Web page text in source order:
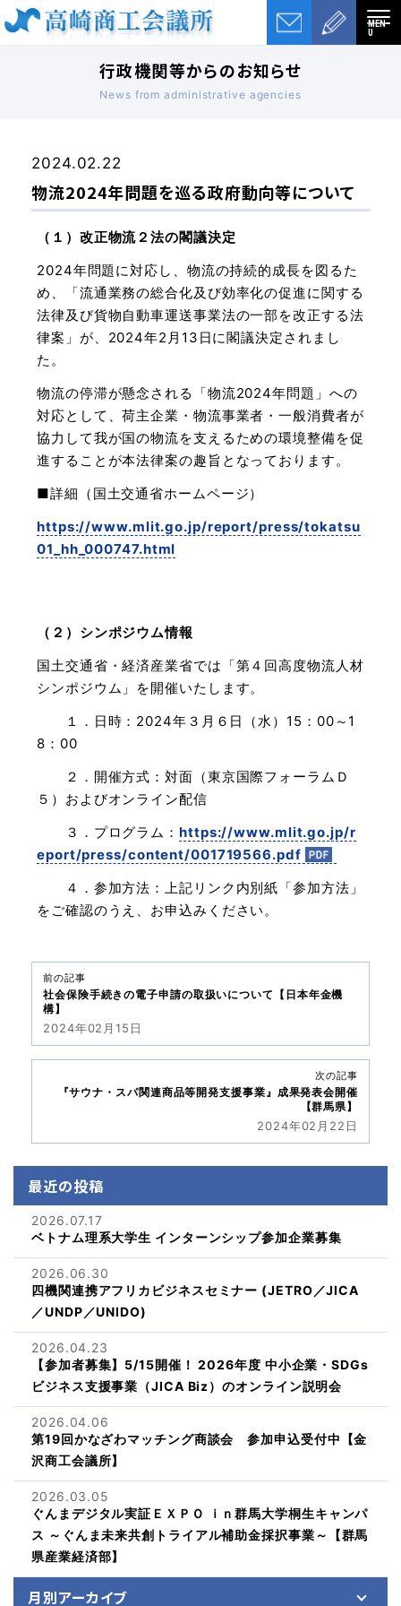
MEN
U
行政機関等からのお知らせ
News from administrative agencies
2024.02.22
物流2024年問題を巡る政府動向等について
（１）改正物流２法の閣議決定
2024年問題に対応し、物流の持続的成長を図るた
め、「流通業務の総合化及び効率化の促進に関する
法律及び貨物自動車運送事業法の一部を改正する法
律案」が、2024年2月13日に閣議決定されまし
た。
物流の停滞が懸念される「物流2024年問題」への
対応として、荷主企業・物流事業者・一般消費者が
協力して我が国の物流を支えるための環境整備を促
進することが本法律案の趣旨となっております。
■詳細（国土交通省ホームページ）
https://www.mlit.go.jp/report/press/tokatsu
01_hh_000747.html
（２）シンポジウム情報
国土交通省・経済産業省では「第４回高度物流人材
シンポジウム」を開催いたします。
１．日時：2024年３月６日（水）15：00～1
8：00
２．開催方式：対面（東京国際フォーラムＤ
５）およびオンライン配信
３．プログラム： https://www.mlit.go.jp/r
eport/press/content/001719566.pdf
４．参加方法：上記リンク内別紙「参加方法」
をご確認のうえ、お申込みください。
前の記事
社会保険手続きの電子申請の取扱いについて【日本年金機
構】
2024年02月15日
次の記事
『サウナ・スパ関連商品等開発支援事業』成果発表会開催
【群馬県】
2024年02月22日
最近の投稿
2026.07.17
ベトナム理系大学生 インターンシップ参加企業募集
2026.06.30
四機関連携アフリカビジネスセミナー (JETRO／JICA
／UNDP／UNIDO)
2026.04.23
【参加者募集】5/15開催！ 2026年度 中小企業・SDGs
ビジネス支援事業（JICA Biz）のオンライン説明会
2026.04.06
第19回かなざわマッチング商談会 参加申込受付中【金
沢商工会議所】
2026.03.05
ぐんまデジタル実証ＥＸＰＯ ｉｎ群馬大学桐生キャンパ
ス ～ぐんま未来共創トライアル補助金採択事業～【群馬
県産業経済部】
月別アーカイブ